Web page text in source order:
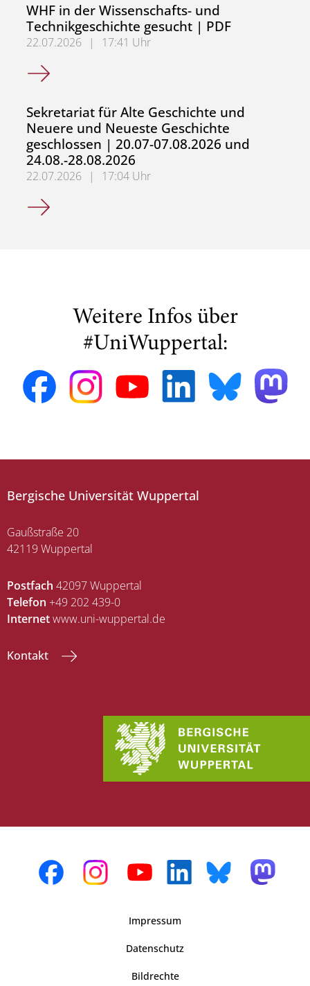
WHF in der Wissenschafts- und
Technikgeschichte gesucht | PDF
22.07.2026 |
17:41 Uhr
WHF in der Wissenschafts- und Technikgeschichte
Sekretariat für Alte Geschichte und
Neuere und Neueste Geschichte
geschlossen | 20.07-07.08.2026 und
24.08.-28.08.2026
22.07.2026 |
17:04 Uhr
Sekretariat für Alte Geschichte und Neuere und
Weitere Infos über
#UniWuppertal:
Bergische Universität Wuppertal
Gaußstraße 20
42119 Wuppertal
Postfach 42097 Wuppertal
Telefon +49 202 439-0
Internetwww.uni-wuppertal.de
Kontakt
Impressum
Datenschutz
Bildrechte